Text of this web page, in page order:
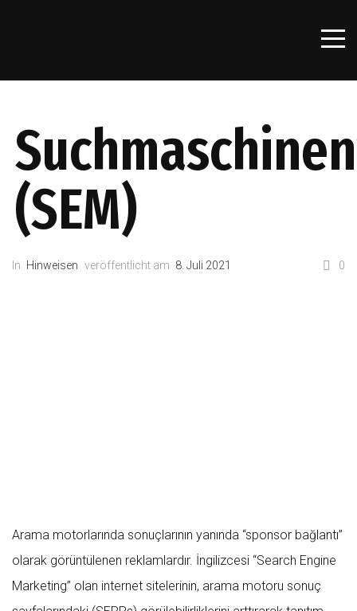
(SEM)
In Hinweisen veröffentlicht am 8. Juli 2021 0
Arama motorlarında sonuçlarının yanında “sponsor bağlantı”
olarak görüntülenen reklamlardır. İngilizcesi “Search Engine
Marketing” olan internet sitelerinin, arama motoru sonuç